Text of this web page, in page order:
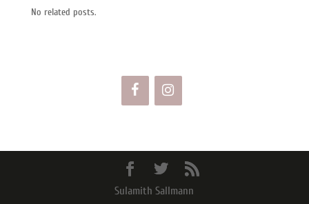
No related posts.
Sulamith Sallmann